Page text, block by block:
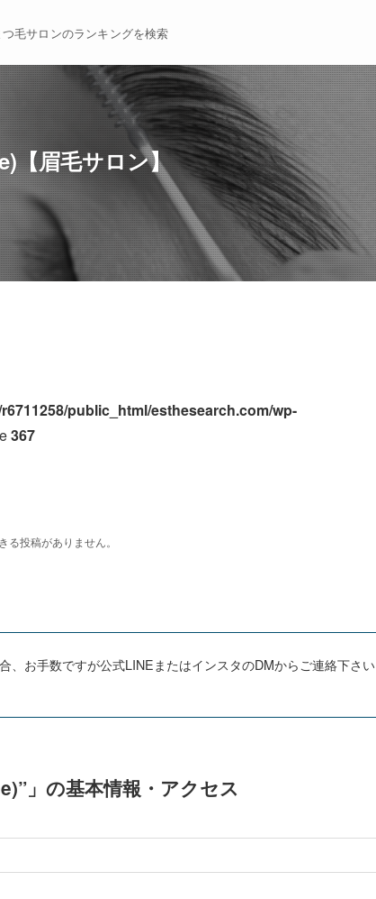
毛サロンのランキングを検索
【眉毛サロン】
public_html/esthesearch.com/wp-
367
、お手数ですが公式LINEまたはインスタのDMからご連絡下さい
」の基本情報・アクセス